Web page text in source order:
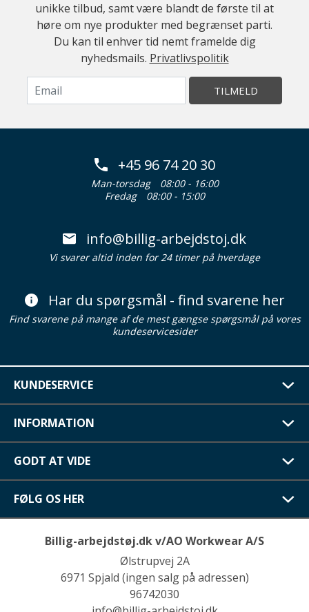
unikke tilbud, samt være blandt de første til at
høre om nye produkter med begrænset parti.
Du kan til enhver tid nemt framelde dig
nyhedsmails. Privatlivspolitik
TILMELD
+45 96 74 20 30
Man-torsdag
08:00 - 16:00
Fredag
08:00 - 15:00
info@billig-arbejdstoj.dk
Vi svarer altid inden for 24 timer på hverdage
Har du spørgsmål - find svarene her
Find svarene på mange af de mest gængse spørgsmål på vores
kundeservicesider
KUNDESERVICE
INFORMATION
GODT AT VIDE
FØLG OS HER
Billig-arbejdstøj.dk v/AO Workwear A/S
Ølstrupvej 2A
6971 Spjald (ingen salg på adressen)
96742030